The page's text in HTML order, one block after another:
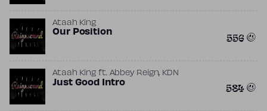
Ataah King
Our Position 556
Ataah King ft. Abbey Reign, KDN
Just Good Intro 584